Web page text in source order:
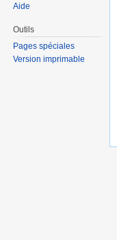
Aide
Outils
Pages spéciales
Version imprimable